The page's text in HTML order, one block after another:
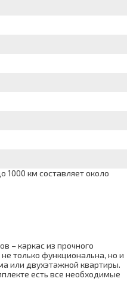
км составляет около
– каркас из прочного
только функциональна, но и
или двухэтажной квартиры.
есть все необходимые